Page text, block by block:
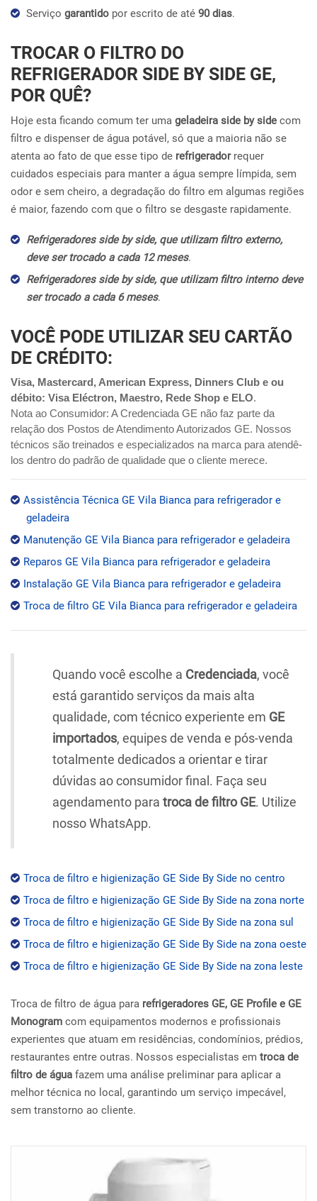
Serviço garantido por escrito de até 90 dias.
TROCAR O FILTRO DO
REFRIGERADOR SIDE BY SIDE GE,
POR QUÊ?
Hoje esta ficando comum ter uma geladeira side by side com
filtro e dispenser de água potável, só que a maioria não se
atenta ao fato de que esse tipo de refrigeradorrequer
cuidados especiais para manter a água sempre límpida, sem
odor e sem cheiro, a degradação do filtro em algumas regiões
é maior, fazendo com que o filtro se desgaste rapidamente.
Refrigeradores side by side, que utilizam filtro externo,
deve ser trocado a cada 12 meses.
Refrigeradores side by side, que utilizam filtro interno deve
ser trocado a cada 6 meses.
VOCÊ PODE UTILIZAR SEU CARTÃO
DE CRÉDITO:
Visa, Mastercard, American Express, Dinners Club e ou
débito: Visa Eléctron, Maestro, Rede Shop e ELO.
Nota ao Consumidor: A Credenciada GE não faz parte da
relação dos Postos de Atendimento Autorizados GE. Nossos
técnicos são treinados e especializados na marca para atendê-
los dentro do padrão de qualidade que o cliente merece.
Assistência Técnica GE Vila Bianca para refrigerador e
geladeira
Manutenção GE Vila Bianca para refrigerador e geladeira
Reparos GE Vila Bianca para refrigerador e geladeira
Instalação GE Vila Bianca para refrigerador e geladeira
Troca de filtro GE Vila Bianca para refrigerador e geladeira
Quando você escolhe a Credenciada, você
está garantido serviços da mais alta
qualidade, com técnico experiente em GE
importados, equipes de venda e pós-venda
totalmente dedicados a orientar e tirar
dúvidas ao consumidor final. Faça seu
agendamento para troca de filtro GE. Utilize
nosso WhatsApp.
Troca de filtro e higienização GE Side By Side no centro
Troca de filtro e higienização GE Side By Side na zona norte
Troca de filtro e higienização GE Side By Side na zona sul
Troca de filtro e higienização GE Side By Side na zona oeste
Troca de filtro e higienização GE Side By Side na zona leste
Troca de filtro de água para refrigeradores GE, GE Profile e GE
Monogram com equipamentos modernos e profissionais
experientes que atuam em residências, condomínios, prédios,
restaurantes entre outras. Nossos especialistas em troca de
filtro de água fazem uma análise preliminar para aplicar a
melhor técnica no local, garantindo um serviço impecável,
sem transtorno ao cliente.